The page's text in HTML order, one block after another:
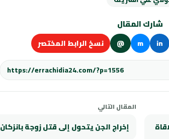
شارك المقال
in
m
@ نسخ الرابط المختصر
المقال التالي
إخراج الجن يتحول إلى قتل زوجة بانزكان